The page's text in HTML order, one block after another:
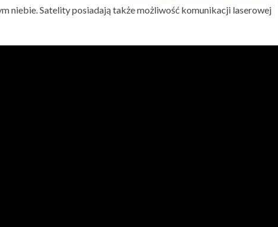
niebie. Satelity posiadają także możliwość komunikacji laserowej